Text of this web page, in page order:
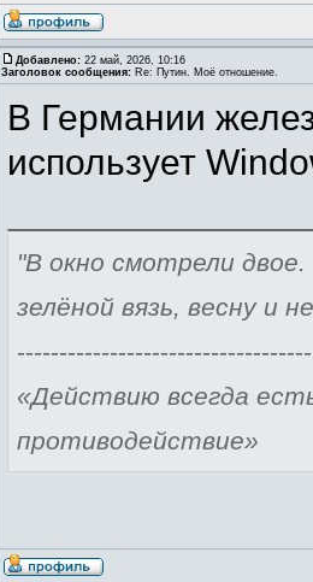
Добавлено: 22 май, 2026, 10:16
Заголовок сообщения: Re: Путин. Моё отношение.
В Германии
использует
"В окно смотрели
зелёной вязь, весну и
-----------------------------------
«Действию всегда
противодействие»